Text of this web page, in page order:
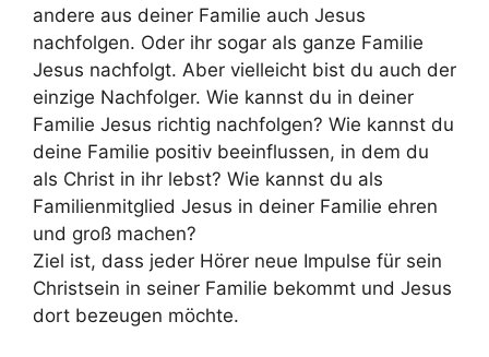
andere aus deiner Familie auch Jesus
nachfolgen. Oder ihr sogar als ganze Familie
Jesus nachfolgt. Aber vielleicht bist du auch der
einzige Nachfolger. Wie kannst du in deiner
Familie Jesus richtig nachfolgen? Wie kannst du
deine Familie positiv beeinflussen, in dem du
als Christ in ihr lebst? Wie kannst du als
Familienmitglied Jesus in deiner Familie ehren
und groß machen?
Ziel ist, dass jeder Hörer neue Impulse für sein
Christsein in seiner Familie bekommt und Jesus
dort bezeugen möchte.